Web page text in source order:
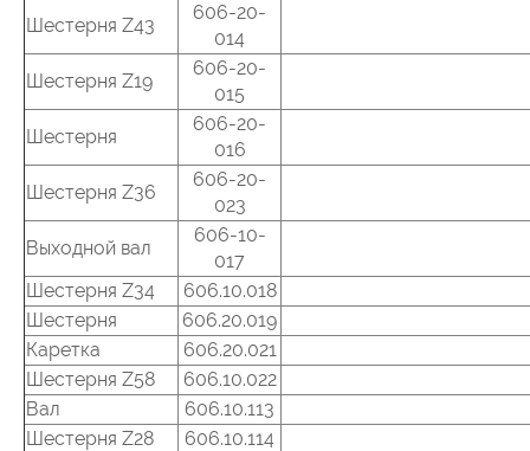
Шестерня Z43
606-20-
014
Шестерня Z19
606-20-
015
Шестерня
606-20-
016
Шестерня Z36
606-20-
023
Выходной вал
606-10-
017
Шестерня Z34
606.10.018
Шестерня
606.20.019
Каретка
606.20.021
Шестерня Z58
606.10.022
Вал
606.10.113
Шестерня Z28
606.10.114